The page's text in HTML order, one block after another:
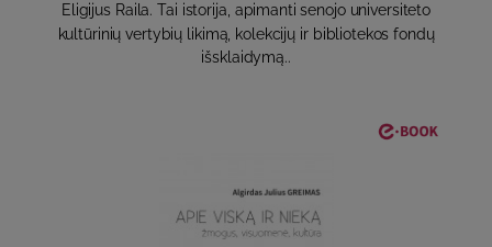
Eligijus Raila. Tai istorija, apimanti senojo universiteto
kultūrinių vertybių likimą, kolekcijų ir bibliotekos fondų
išsklaidymą..